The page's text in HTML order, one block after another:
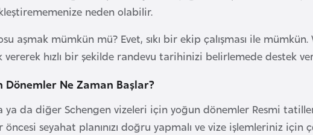
neden olabilir.
aşmak mümkün mü? Evet, sıkı bir ekip çalışması ile
vererek hızlı bir şekilde randevu tarihinizi belirlemede destek
Dönemler Ne Zaman Başlar?
ya da diğer Schengen vizeleri için yoğun dönemler Resmi
seyahat planınızı doğru yapmalı ve vize işlemleriniz için